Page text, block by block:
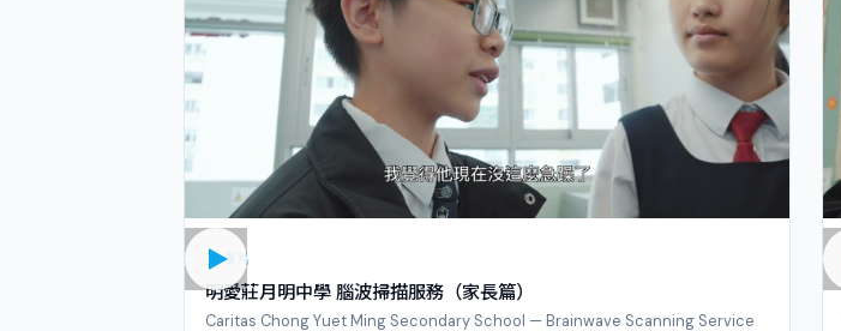
宣傳片
明愛莊月明中學 腦波掃描服務（家長篇）
Caritas Chong Yuet Ming Secondary School — Brainwave Scanning Service